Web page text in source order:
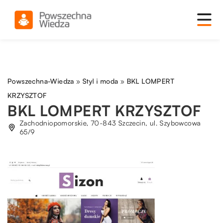
Powszechna-Wiedza »Styl i moda » BKL LOMPERT
KRZYSZTOF
BKL LOMPERT KRZYSZTOF
Zachodniopomorskie, 70-843 Szczecin, ul. Szybowcowa
65/9